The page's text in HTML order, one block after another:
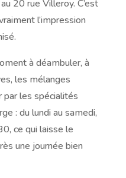
20 rue Villeroy. C’est
l’impression
à déambuler, à
les mélanges
les spécialités
: du lundi au samedi,
ce qui laisse le
une journée bien